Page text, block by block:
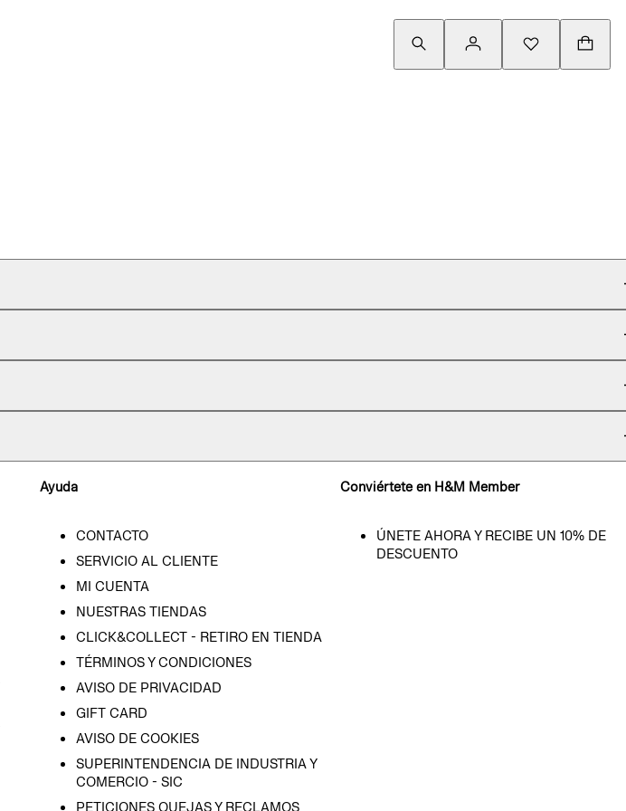
Ayuda
CONTACTO
SERVICIO AL CLIENTE
MI CUENTA
NUESTRAS TIENDAS
CLICK&COLLECT - RETIRO EN TIENDA
TÉRMINOS Y CONDICIONES
AVISO DE PRIVACIDAD
GIFT CARD
AVISO DE COOKIES
SUPERINTENDENCIA DE INDUSTRIA Y
COMERCIO - SIC
PETICIONES QUEJAS Y RECLAMOS
Conviértete en H&M Member
ÚNETE AHORA Y RECIBE UN 10% DE
DESCUENTO